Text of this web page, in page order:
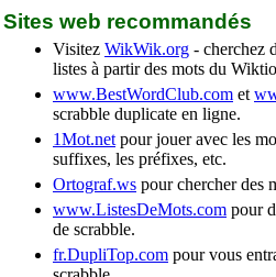
Sites web recommandés
Visitez WikWik.org - cherchez
listes à partir des mots du
www.BestWordClub.com et
scrabble duplicate en ligne.
1Mot.net pour jouer avec les
suffixes, les préfixes, etc.
Ortograf.ws pour chercher des
www.ListesDeMots.com pour
de scrabble.
fr.DupliTop.com pour vous